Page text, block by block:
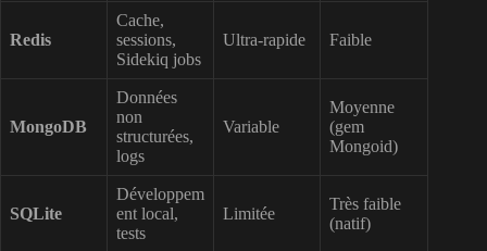
Redis
Cache,
sessions,
Sidekiq jobs
Ultra-rapide Faible
MongoDB
Données
non
structurées,
logs
Variable
Moyenne
(gem
Mongoid)
SQLite
Développem
ent local,
tests
Limitée
Très faible
(natif)